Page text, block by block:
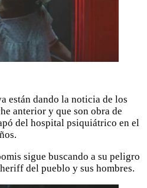
están dando la noticia de los
anterior y que son obra de
del hospital psiquiátrico en el
sigue buscando a su peligro
del pueblo y sus hombres.